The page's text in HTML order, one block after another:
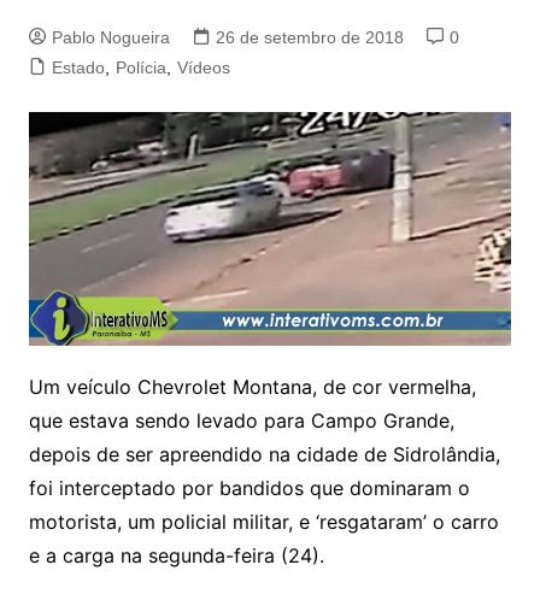
Pablo Nogueira 26 de setembro de 2018
0
Estado, Polícia Vídeos
Um veículo Chevrolet Montana, de cor vermelha,
que estava sendo levado para Campo Grande,
depois de ser apreendido na cidade de Sidrolândia,
foi interceptado por bandidos que dominaram o
motorista, um policial militar, e ‘resgataram’ o carro
e a carga na segunda-feira (24).